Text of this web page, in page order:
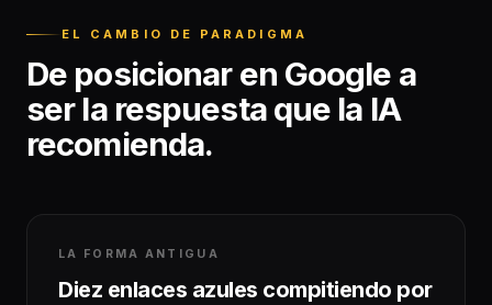
EL CAMBIO DE PARADIGMA
De posicionar en Google a
ser la respuesta que la IA
recomienda.
LA FORMA ANTIGUA
Diez enlaces azules compitiendo por